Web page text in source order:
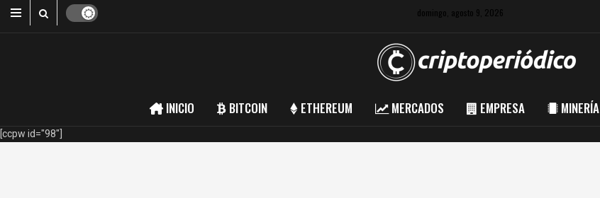
domingo, agosto 9, 2026
INICIO BITCOIN ETHEREUM MERCADOS EMPRESA MINERÍA
[ccpw id="98"]